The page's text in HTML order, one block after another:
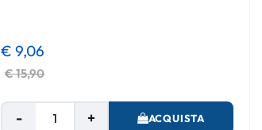
€ 15,90
€ 9,06
Quantità ACQUISTA